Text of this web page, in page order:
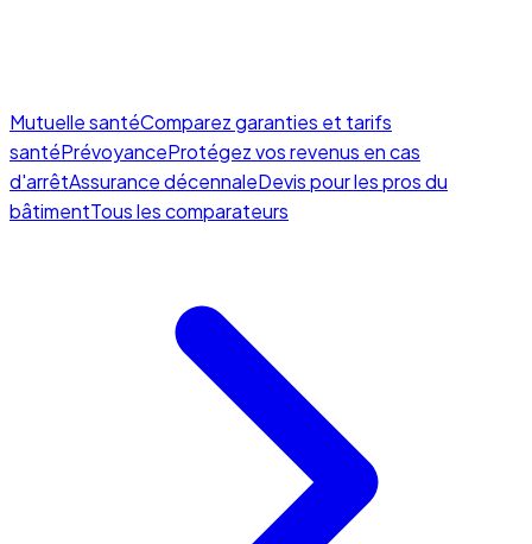
Mutuelle santéComparez garanties et tarifs
santéPrévoyanceProtégez vos revenus en cas
d'arrêtAssurance décennaleDevis pour les pros du
bâtimentTous les comparateurs